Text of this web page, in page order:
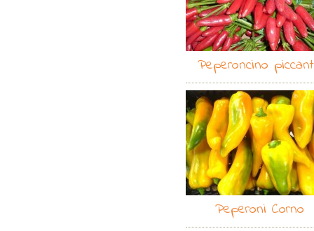
Peperoncino
Peperoni Corno